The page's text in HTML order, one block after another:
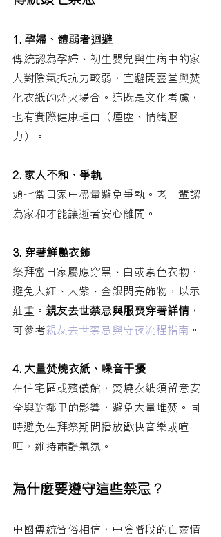
1. 孕婦、體弱者迴避
傳統認為孕婦、初生嬰兒與生病中的家
人對陰氣抵抗力較弱，宜避開靈堂與焚
化衣紙的煙火場合。這既是文化考慮，
也有實際健康理由（煙塵、情緒壓
力）。
2. 家人不和、爭執
頭七當日家中盡量避免爭執。老一輩認
為家和才能讓逝者安心離開。
3. 穿著鮮艷衣飾
祭拜當日家屬應穿黑、白或素色衣物，
避免大紅、大紫、金銀閃亮飾物，以示
莊重。 親友去世禁忌與服喪穿著詳情 ，
可參考親友去世禁忌與守夜流程指南 。
4. 大量焚燒衣紙、噪音干擾
在住宅區或殯儀館，焚燒衣紙須留意安
全與對鄰里的影響，避免大量堆焚。同
時避免在拜祭期間播放歡快音樂或喧
嘩，維持肅靜氣氛。
為什麼要遵守這些禁忌？
中國傳統習俗相信，中陰階段的亡靈情